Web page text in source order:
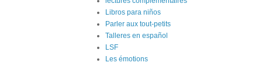
Libros para niños
Parler aux tout-petits
Talleres en español
LSF
Les émotions